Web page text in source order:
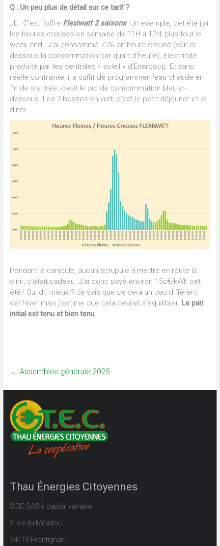
Q : Un peu plus de détail sur ce tarif ?
JL : C’est l’offre Flexiwatt 2 saisons. Un exemple, cet été j’ai
les heures creuses en semaine de 11H à 17H, plus tout le
week-end ! J’ai consommé 75% en heure creuse (voir ci-
dessous la consommation par quart d’heure), électricité
produite par les centrales « soleil » d’Enercoop. Et sans
réelle contrainte, il a suffit de programmer l’eau chaude en
fin de matinée, c’est le pic de consommation bleu ci-
dessous. Les 2 bosses en vert, c’est le petit déjeuner et le
diner.
Pendant la canicule, aucun scrupule à mettre en route la
clim, c’était cadeau. J’ai donc payé environ 15c€/kWh cet
été ! Qui dit mieux ? Je sais que ce sera un peu différent
cet hiver mais j’estime que cela devrait s’équilibrer. Le pari
initial est tenu et bien tenu.
← Assemblée générale 2025
Thau Énergies Citoyennes
SCIC SAS à capital variable
9 rue du Miradou
34110 Frontignan